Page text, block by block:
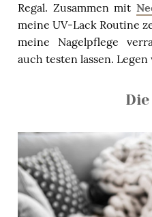
Regal. Zusammen mit
meine UV-Lack Routine
meine Nagelpflege
auch testen lassen. Legen